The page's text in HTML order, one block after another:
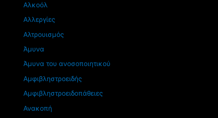
Αλκοόλ
Αλλεργίες
Αλτρουισμός
Άμυνα
Άμυνα του ανοσοποιητικού
Αμφιβληστροειδής
Αμφιβληστροειδοπάθειες
Ανακοπή